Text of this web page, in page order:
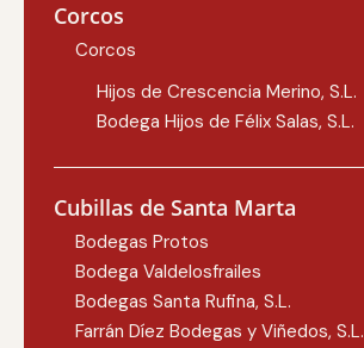
Corcos
Corcos
Hijos de Crescencia Merino, S.L.
Bodega Hijos de Félix Salas, S.L.
Cubillas de Santa Marta
Bodegas Protos
Bodega Valdelosfrailes
Bodegas Santa Rufina, S.L.
Farrán Díez Bodegas y Viñedos, S.L.